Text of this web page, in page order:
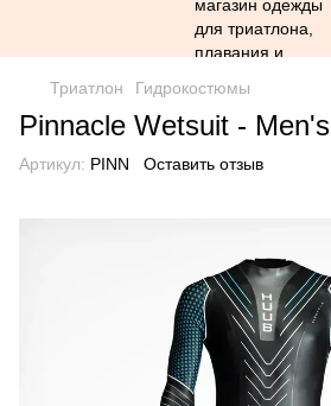
Триатлон Гидрокостюмы
Pinnacle Wetsuit - Men's
Артикул: PINN Оставить отзыв